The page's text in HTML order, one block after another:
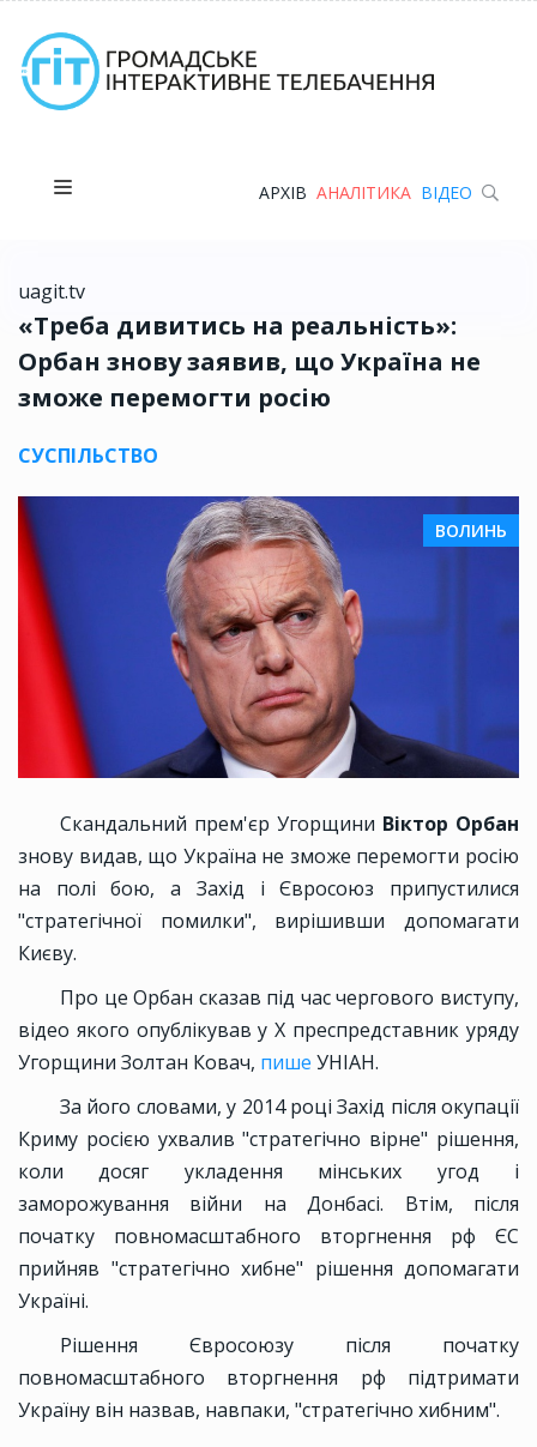
АРХІВ АНАЛІТИКА ВІДЕО
uagit.tv
«Треба дивитись на реальність»:
Орбан знову заявив, що Україна не
зможе перемогти росію
СУСПІЛЬСТВО
ВОЛИНЬ
Скандальний прем'єр Угорщини Віктор Орбан
знову видав, що Україна не зможе перемогти росію
на полі бою, а Захід і Євросоюз припустилися
"стратегічної помилки", вирішивши допомагати
Києву.
Про це Орбан сказав під час чергового виступу,
відео якого опублікував у X преспредставник уряду
Угорщини Золтан Ковач, пише УНІАН.
За його словами, у 2014 році Захід після окупації
Криму росією ухвалив "стратегічно вірне" рішення,
коли досяг укладення мінських угод і
заморожування війни на Донбасі. Втім, після
початку повномасштабного вторгнення рф ЄС
прийняв "стратегічно хибне" рішення допомагати
Україні.
Рішення Євросоюзу після початку
повномасштабного вторгнення рф підтримати
Україну він назвав, навпаки, "стратегічно хибним".